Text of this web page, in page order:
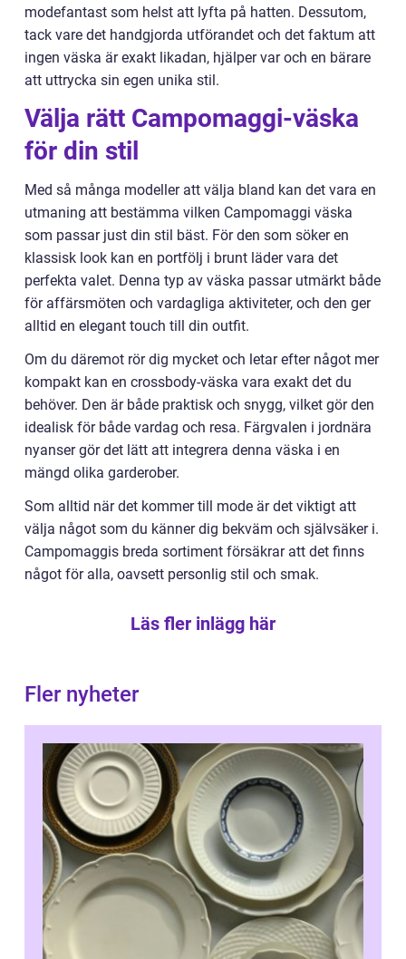
modefantast som helst att lyfta på hatten. Dessutom,
tack vare det handgjorda utförandet och det faktum att
ingen väska är exakt likadan, hjälper var och en bärare
att uttrycka sin egen unika stil.
Välja rätt Campomaggi-väska
för din stil
Med så många modeller att välja bland kan det vara en
utmaning att bestämma vilken Campomaggi väska
som passar just din stil bäst. För den som söker en
klassisk look kan en portfölj i brunt läder vara det
perfekta valet. Denna typ av väska passar utmärkt både
för affärsmöten och vardagliga aktiviteter, och den ger
alltid en elegant touch till din outfit.
Om du däremot rör dig mycket och letar efter något mer
kompakt kan en crossbody-väska vara exakt det du
behöver. Den är både praktisk och snygg, vilket gör den
idealisk för både vardag och resa. Färgvalen i jordnära
nyanser gör det lätt att integrera denna väska i en
mängd olika garderober.
Som alltid när det kommer till mode är det viktigt att
välja något som du känner dig bekväm och självsäker i.
Campomaggis breda sortiment försäkrar att det finns
något för alla, oavsett personlig stil och smak.
Läs fler inlägg här
Fler nyheter